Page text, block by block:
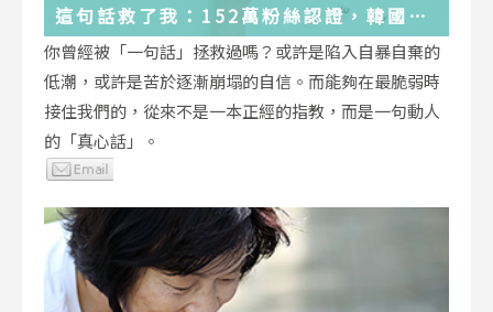
這句話救了我：152萬粉絲認證，韓國最
受歡迎的YouTuber「國民姐姐」金美敬
為跌落情緒深淵的你雪中送炭！
你曾經被「一句話」拯救過嗎？或許是陷入自暴自棄的
低潮，或許是苦於逐漸崩塌的自信。而能夠在最脆弱時
接住我們的，從來不是一本正經的指教，而是一句動人
的「真心話」。